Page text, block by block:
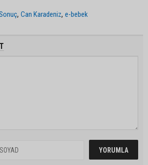
,Can Karadeniz,e-bebek